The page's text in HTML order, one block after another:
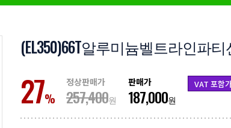
(EL350)66T알루미늄벨트라인파티
27%
정상판매가
257,400원
판매가
187,000원
VAT 포함